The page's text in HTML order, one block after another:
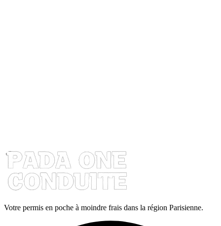
Votre permis en poche à moindre frais dans la région Parisienne.